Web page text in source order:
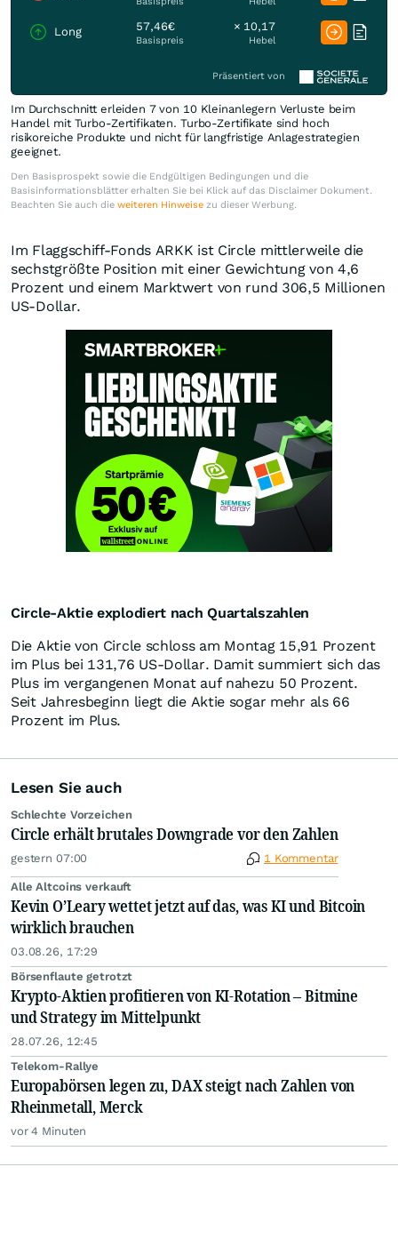
Long 57,46€
Basispreis
× 10,17
Hebel
Präsentiert von
Im Durchschnitt erleiden 7 von 10 Kleinanlegern Verluste beim
Handel mit Turbo-Zertifikaten. Turbo-Zertifikate sind hoch
risikoreiche Produkte und nicht für langfristige Anlagestrategien
geeignet.
Den Basisprospekt sowie die Endgültigen Bedingungen und die
Basisinformationsblätter erhalten Sie bei Klick auf das Disclaimer Dokument.
Beachten Sie auch die weiteren Hinweise zu dieser Werbung.
Im Flaggschiff-Fonds ARKK ist Circle mittlerweile die
sechstgrößte Position mit einer Gewichtung von 4,6
Prozent und einem Marktwert von rund 306,5 Millionen
US-Dollar.
Circle-Aktie explodiert nach Quartalszahlen
Die Aktie von Circle schloss am Montag 15,91 Prozent
im Plus bei 131,76 US-Dollar. Damit summiert sich das
Plus im vergangenen Monat auf nahezu 50 Prozent.
Seit Jahresbeginn liegt die Aktie sogar mehr als 66
Prozent im Plus.
Lesen Sie auch
Schlechte Vorzeichen
Circle erhält brutales Downgrade vor den Zahlen
gestern 07:00 1 Kommentar
Alle Altcoins verkauft
Kevin O’Leary wettet jetzt auf das, was KI und Bitcoin
wirklich brauchen
03.08.26, 17:29
Börsenflaute getrotzt
Krypto-Aktien profitieren von KI-Rotation – Bitmine
und Strategy im Mittelpunkt
28.07.26, 12:45
Telekom-Rallye
Europabörsen legen zu, DAX steigt nach Zahlen von
Rheinmetall, Merck
vor 4 Minuten